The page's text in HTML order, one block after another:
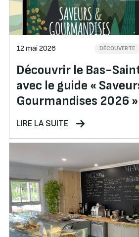
12 mai 2026 DÉCOUVERTE
Découvrir le Bas-
avec le guide «
Gourmandises 2026 »
LIRE LA SUITE